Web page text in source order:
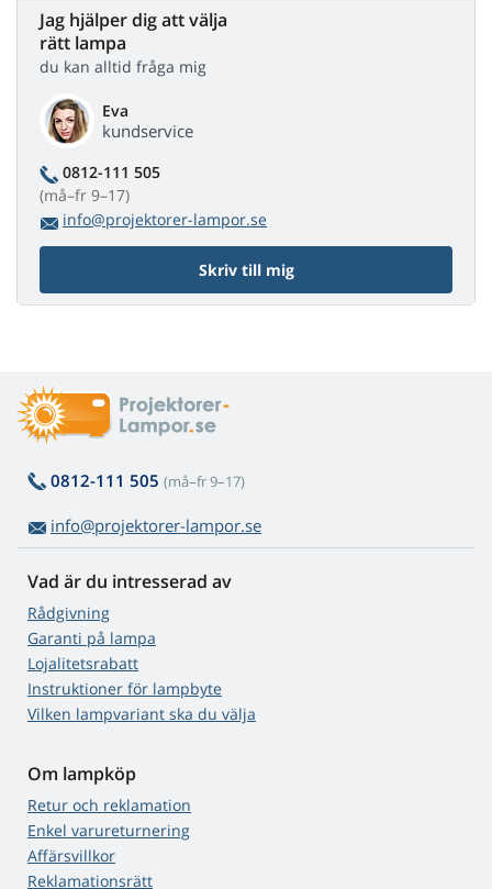
Jag hjälper dig att välja
rätt lampa
du kan alltid fråga mig
Eva
kundservice
0812-111 505
(må–fr 9–17)
info@projektorer-lampor.se
Skriv till mig
0812-111 505 (må–fr 9–17)
info@projektorer-lampor.se
Vad är du intresserad av
Rådgivning
Garanti på lampa
Lojalitetsrabatt
Instruktioner för lampbyte
Vilken lampvariant ska du välja
Om lampköp
Retur och reklamation
Enkel varureturnering
Affärsvillkor
Reklamationsrätt